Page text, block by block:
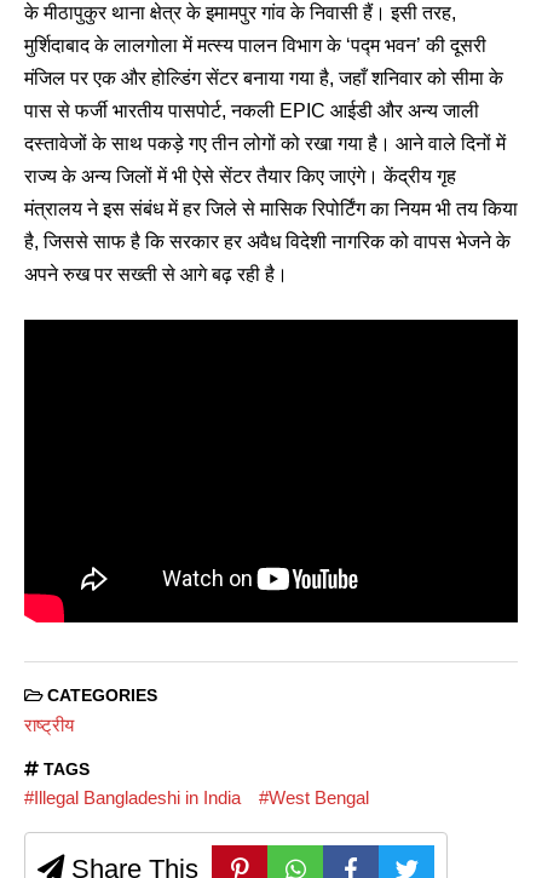
के मीठापुकुर थाना क्षेत्र के इमामपुर गांव के निवासी हैं। इसी तरह,
मुर्शिदाबाद के लालगोला में मत्स्य पालन विभाग के ‘पद्म भवन’ की दूसरी
मंजिल पर एक और होल्डिंग सेंटर बनाया गया है, जहाँ शनिवार को सीमा के
पास से फर्जी भारतीय पासपोर्ट, नकली EPIC आईडी और अन्य जाली
दस्तावेजों के साथ पकड़े गए तीन लोगों को रखा गया है। आने वाले दिनों में
राज्य के अन्य जिलों में भी ऐसे सेंटर तैयार किए जाएंगे। केंद्रीय गृह
मंत्रालय ने इस संबंध में हर जिले से मासिक रिपोर्टिंग का नियम भी तय किया
है, जिससे साफ है कि सरकार हर अवैध विदेशी नागरिक को वापस भेजने के
अपने रुख पर सख्ती से आगे बढ़ रही है।
CATEGORIES
राष्ट्रीय
TAGS
#Illegal Bangladeshi in India #West Bengal
Share This